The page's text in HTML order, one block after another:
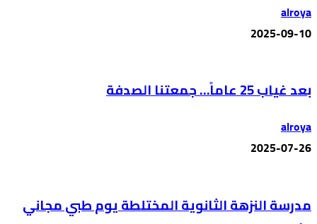
alroya
2025-09-10
بعد غياب 25 عاماً… جمعتنا الصدفة
alroya
2025-07-26
مدرسة النزهة الثانوية المختلطة يوم طبي مجاني